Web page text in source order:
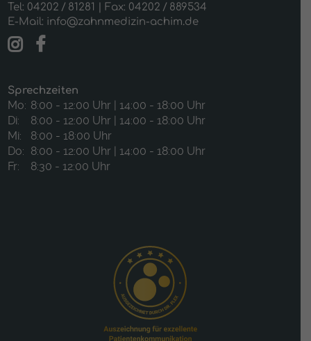
Tel: 04202 / 81281
| Fax: 04202 / 889534
E-Mail: info@zahnmedizin-achim.de
Sprechzeiten
Mo: 8:00 - 12:00 Uhr | 14:00 - 18:00 Uhr
Di:
8:00 - 12:00 Uhr | 14:00 - 18:00 Uhr
Mi:
8:00 - 18:00 Uhr
Do: 8:00 - 12:00 Uhr | 14:00 - 18:00 Uhr
Fr:
8:30 - 12:00 Uhr